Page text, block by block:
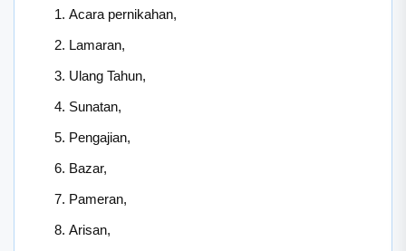
Acara pernikahan,
Lamaran,
Ulang Tahun,
Sunatan,
Pengajian,
Bazar,
Pameran,
Arisan,